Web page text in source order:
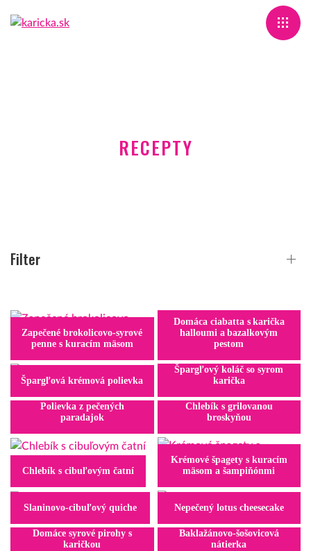
RECEPTY
Filter
Zapečené brokolicovo-syrové
penne s kuracím mäsom
Domáca ciabatta s karička
halloumi a bazalkovým
pestom
Špargľová krémová polievka
Špargľový koláč so syrom
karička
Polievka z pečených
paradajok
Chlebík s grilovanou
broskyňou
Chlebík s cibuľovým čatní
Krémové špagety s kuracím
mäsom a šampiňónmi
Slaninovo-cibuľový quiche Nepečený lotus cheesecake
Domáce syrové pirohy s
karičkou
Baklažánovo-šošovicová
nátierka